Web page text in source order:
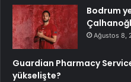
Bodrum
Ağustos 8,
Guardian Pharmacy
yükselişte?